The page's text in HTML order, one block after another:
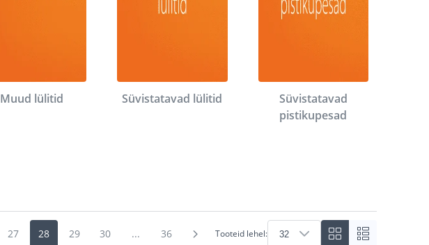
Muud lülitid Süvistatavad lülitid
Süvistatavad
pistikupesad
27 28 29 30 ... 36 Tooteid lehel: